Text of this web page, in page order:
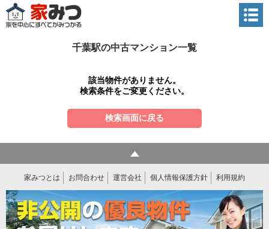
千葉駅の中古マンション一覧
該当物件がありません。
検索条件をご変更ください。
検索画面に戻る
家みつとは お問合わせ 運営会社 個人情報保護方針 利用規約